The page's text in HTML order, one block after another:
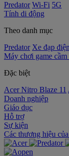
Predator Wi-Fi 5G
Tính di động
Theo danh mục
Predator Xe đạp điện
Máy chơi game cầm
Đặc biệt
Acer Nitro Blaze 11
Doanh nghiệp
Giáo dục
Hỗ trợ
Sự kiện
‌Các thương hiệu